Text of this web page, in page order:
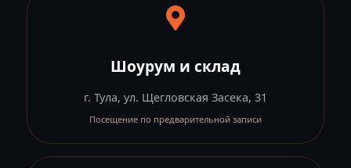
Шоурум и склад
г. Тула, ул. Щегловская Засека, 31
Посещение по предварительной записи